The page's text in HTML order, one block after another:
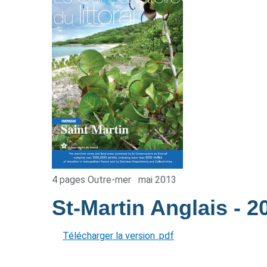
4 pages Outre-mer mai 2013
St-Martin Anglais -
Télécharger la version .pdf